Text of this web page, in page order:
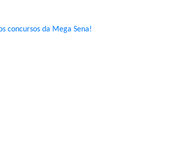
concursos da Mega Sena!